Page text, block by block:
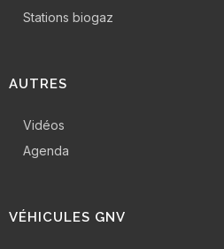
Stations biogaz
AUTRES
Vidéos
Agenda
VÉHICULES GNV